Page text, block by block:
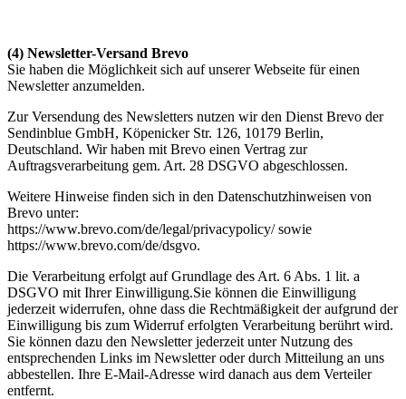
(4) Newsletter-Versand Brevo
Sie haben die Möglichkeit sich auf unserer Webseite für einen
Newsletter anzumelden.
Zur Versendung des Newsletters nutzen wir den Dienst Brevo der
Sendinblue GmbH, Köpenicker Str. 126, 10179 Berlin,
Deutschland. Wir haben mit Brevo einen Vertrag zur
Auftragsverarbeitung gem. Art. 28 DSGVO abgeschlossen.
Weitere Hinweise finden sich in den Datenschutzhinweisen von
Brevo unter:
https://www.brevo.com/de/legal/privacypolicy/ sowie
https://www.brevo.com/de/dsgvo.
Die Verarbeitung erfolgt auf Grundlage des Art. 6 Abs. 1 lit. a
DSGVO mit Ihrer Einwilligung.Sie können die Einwilligung
jederzeit widerrufen, ohne dass die Rechtmäßigkeit der aufgrund der
Einwilligung bis zum Widerruf erfolgten Verarbeitung berührt wird.
Sie können dazu den Newsletter jederzeit unter Nutzung des
entsprechenden Links im Newsletter oder durch Mitteilung an uns
abbestellen. Ihre E-Mail-Adresse wird danach aus dem Verteiler
entfernt.